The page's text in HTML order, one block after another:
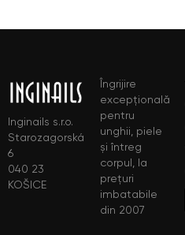
Inginails s.r.o.
Starozagorská
6
040 23
KOŠICE
Îngrijire
excepțională
pentru
unghii, piele
și întreg
corpul, la
prețuri
imbatabile
din 2007